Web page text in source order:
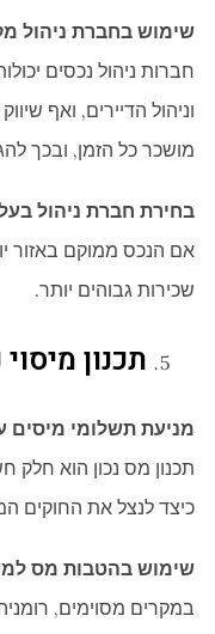
שימוש בחברת ניהול
חברות ניהול נכסים
וניהול הדיירים, ואף
מושכר כל הזמן, ובכך
בחירת חברת ניהול
אם הנכס ממוקם באזור
שכירות גבוהים יותר.
תכנון מיסוי
מניעת תשלומי מיסים
תכנון מס נכון הוא
כיצד לנצל את החוקים
שימוש בהטבות מס
במקרים מסוימים,